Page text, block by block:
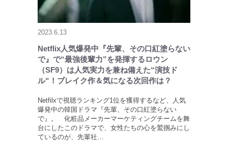
2023.6.13
Netflix人気爆発中『先輩、その口紅塗らない
で』で“最強後輩力”を発揮するロウン
（SF9）は人気実力を兼ね備えた“演技ド
ル“！ブレイク作＆気になる次回作は？
Netfilxで視聴ランキング1位を獲得するなど、人気
爆発中の韓国ドラマ『先輩、その口紅塗らない
で』。 化粧品メーカーマーケティングチームを舞
台にしたこのドラマで、女性たちの心を鷲掴みにし
ているのが、先輩社…